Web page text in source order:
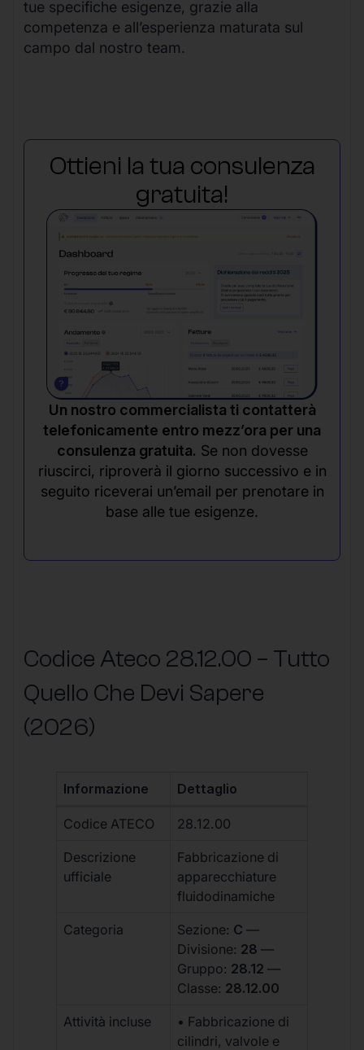
tue specifiche esigenze, grazie alla
competenza e all’esperienza maturata sul
campo dal nostro team.
Ottieni la tua consulenza
gratuita!
Un nostro commercialista ti contatterà
telefonicamente entro mezz’ora per una
consulenza gratuita. Se non dovesse
riuscirci, riproverà il giorno successivo e in
seguito riceverai un’email per prenotare in
base alle tue esigenze.
Codice Ateco 28.12.00 – Tutto
Quello Che Devi Sapere
(2026)
Informazione Dettaglio
Codice ATECO 28.12.00
Descrizione
ufficiale
Fabbricazione di
apparecchiature
fluidodinamiche
Categoria Sezione: C —
Divisione: 28 —
Gruppo: 28.12 —
Classe: 28.12.00
Attività incluse
• Fabbricazione di
cilindri, valvole e